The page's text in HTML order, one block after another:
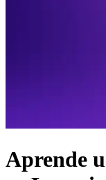
Aprende